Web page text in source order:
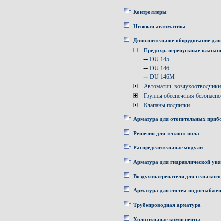
Контроллеры
Низовая автоматика
Дополнительное оборудование
Предохр. перепускные
-- DU 145
-- DU 146
-- DU 146M
Автоматич. воздухоотводчики
Группы обеспечения
Клапаны подпитки
Арматура для отопительных
Решения для тёплого пола
Распределительные модули
Арматура для гидравлической
Воздухонагреватели для
Арматура для систем
Трубопроводная арматура
Холодильные компоненты